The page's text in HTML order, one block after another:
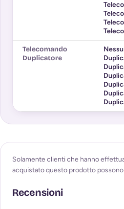
Telecomando
Duplicatore
Recensioni
Solamente clienti che hanno
acquistato questo prodotto